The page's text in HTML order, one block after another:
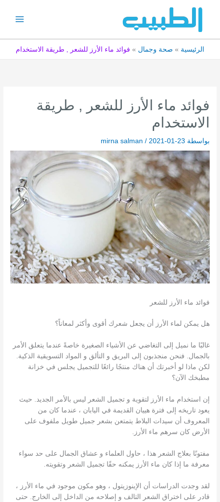
الرئيسية صحة وجمال فوائد ماء الأرز للشعر , طريقة الاستخدام
فوائد ماء الأرز للشعر , طريقة
الاستخدام
بواسطة mirna salman / 2021-01-23
فوائد ماء الأرز للشعر
هل يمكن لماء الأرز أن يجعل شعرك أقوى وأكثر لمعاناً؟
غالبًا ما نميل إلى التغاضي عن الأشياء الصغيرة خاصةً عندما يتعلق الأمر
بالجمال. فنحن منجذبون إلى البريق و التألق و المواد التسويقية الذكية.
لكن ماذا لو أخبرتك أن هناك منتجًا رائعًا للتجميل يجلس في خزانة
مطبخك الآن؟
إن استخدام ماء الأرز لتقوية و تجميل الشعر ليس بالأمر الجديد. حيث
يعود تاريخه إلى فترة هييان القديمة في اليابان ، عندما كان من
المعروف أن سيدات البلاط يتمتعن بشعر جميل طويل ملفوف على
الأرض كان سرهم ماء الأرز.
مفتونًا بعلاج الشعر هذا ، حاول العلماء و عشاق الجمال على حد سواء
معرفة ما إذا كان ماء الأرز يمكنه حقًا تجميل الشعر وتقويته.
لقد وجدت الدراسات أن الإينوزيتول ، وهو مكون موجود في ماء الأرز ،
قادر على اختراق الشعر التالف و إصلاحه من الداخل إلى الخارج. حتى